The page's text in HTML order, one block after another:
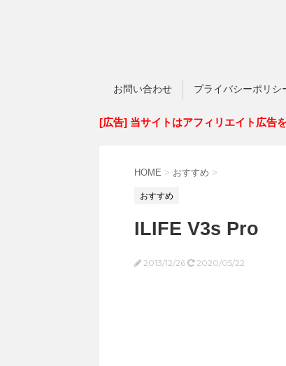
お問い合わせ プライバシーポリシ
[広告] 当サイトはアフィリエイト広告
HOME > おすすめ >
おすすめ
ILIFE V3s Pro
2013/12/26 2020/05/22